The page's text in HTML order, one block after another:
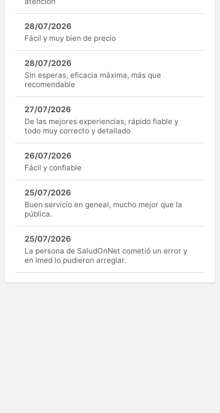
28/07/2026
Fàcil y muy bien de precio
28/07/2026
Sin esperas, eficacia máxima, más que
recomendable
27/07/2026
De las mejores experiencias, rápido fiable y
todo muy correcto y detallado
26/07/2026
Fácil y confiable
25/07/2026
Buen servicio en geneal, mucho mejor que la
pública.
25/07/2026
La persona de SaludOnNet cometió un error y
en Imed lo pudieron arreglar.